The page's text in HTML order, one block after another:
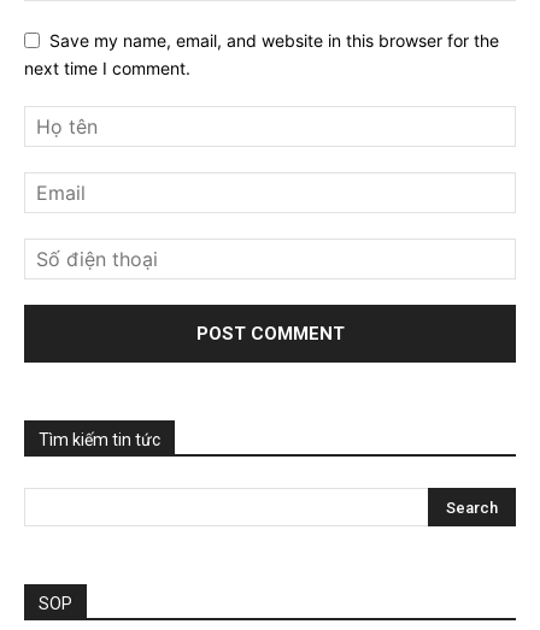
Save my name, email, and website in this browser for the
next time I comment.
Tìm kiếm tin tức
SOP